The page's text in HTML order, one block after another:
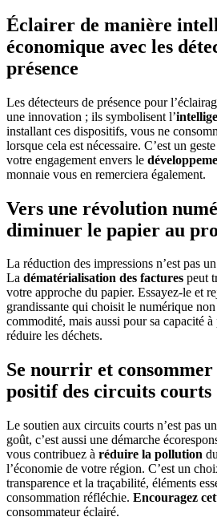
Éclairer de manière
économique avec les
présence
Les détecteurs de présence pour
une innovation ; ils symbolisent l’
installant ces dispositifs, vous ne
lorsque cela est nécessaire. C’est un
votre engagement envers le
monnaie vous en remerciera également.
Vers une révolution
diminuer le papier au
La réduction des impressions n’est pas
La dématérialisation des factures peut
votre approche du papier. Essayez-le et
grandissante qui choisit le numérique
commodité, mais aussi pour sa capacité
réduire les déchets.
Se nourrir et
positif des circuits courts
Le soutien aux circuits courts n’est pas
goût, c’est aussi une démarche
vous contribuez à réduire la pollution
l’économie de votre région. C’est un
transparence et la traçabilité, éléments
consommation réfléchie. Encouragez
consommateur éclairé.